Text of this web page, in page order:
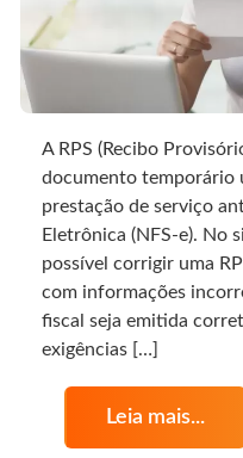
A RPS (Recibo
documento temporário
prestação de serviço
Eletrônica (NFS-e). No
possível corrigir uma
com informações
fiscal seja emitida
exigências […]
Leia mais...